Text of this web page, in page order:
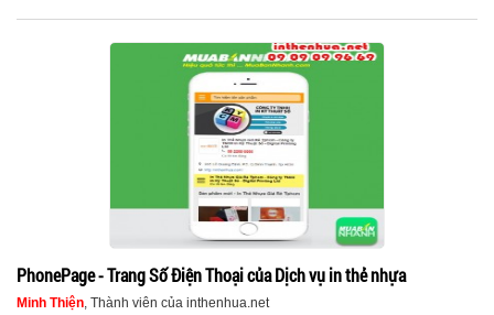
PhonePage - Trang Số Điện Thoại của Dịch vụ in thẻ nhựa
Minh Thiện, Thành viên của inthenhua.net